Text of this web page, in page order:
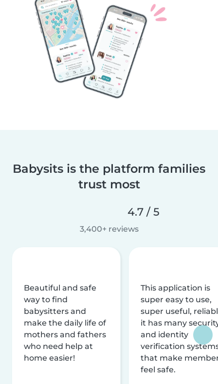
Babysits is the platform families
trust most
4.7 / 5
3,400+ reviews
Beautiful and safe
way to find
babysitters and
make the daily life of
mothers and fathers
who need help at
home easier!
This application is
super easy to use,
super useful,
it has many
and identity
verification
that make
feel safe.